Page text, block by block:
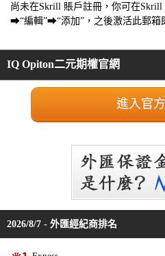
尚未在Skrill 賬戶註冊，你可在Skrill
➡“編輯”➡“添加”，之後激活此郵箱
IQ Opiton二元期權官網
進入官
2026/8/7 - 外匯經紀商排名